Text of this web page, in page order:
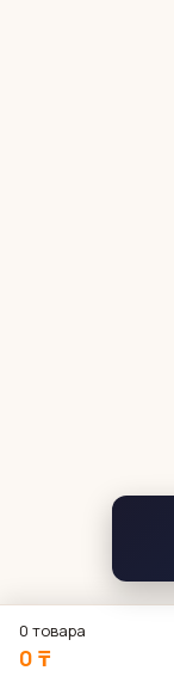
0 товара
0 ₸